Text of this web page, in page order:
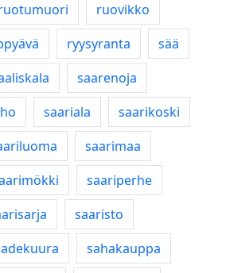
ruovikko
ryysyranta
sää
saarenoja
saariala
saarikoski
saarimaa
saariperhe
saaristo
sahakauppa